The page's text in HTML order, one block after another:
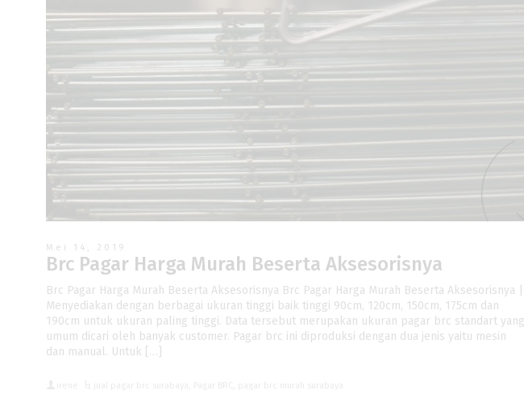
Mei 14, 2019
Brc Pagar Harga Murah Beserta Aksesorisnya
Brc Pagar Harga Murah Beserta Aksesorisnya Brc Pagar Harga Murah Beserta Aksesorisnya |
Menyediakan dengan berbagai ukuran tinggi baik tinggi 90cm, 120cm, 150cm, 175cm dan
190cm untuk ukuran paling tinggi. Data tersebut merupakan ukuran pagar brc standart yang
umum dicari oleh banyak customer. Pagar brc ini diproduksi dengan dua jenis yaitu mesin
dan manual. Untuk […]